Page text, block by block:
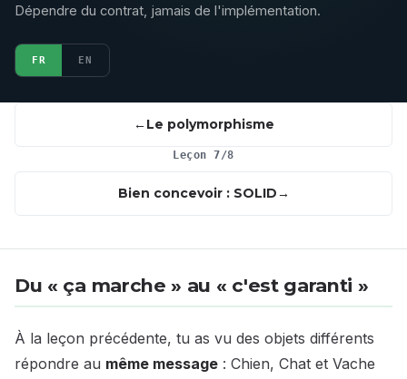
Dépendre du contrat, jamais de l'implémentation.
FR EN
Le polymorphisme
Leçon 7/8
Bien concevoir : SOLID
Du « ça marche » au « c'est garanti »
À la leçon précédente, tu as vu des objets différents
répondre au même message : Chien, Chat et Vache